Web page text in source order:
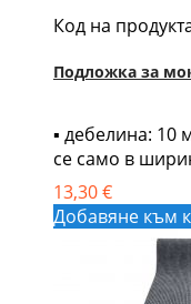
Код на
Подложка за
▪ дебелина: 10
се само в
13,30 €
Добавяне към